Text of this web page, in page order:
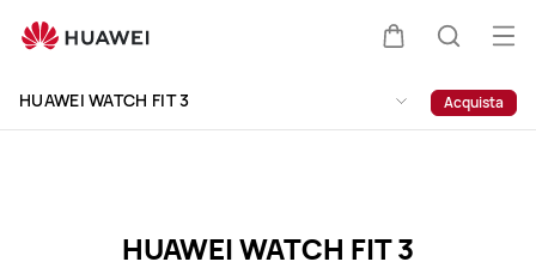
WATCH
Specification
Apri
il
HUAWEI WATCH FIT 3 Acquista
HUAWEI WATCH FIT 3